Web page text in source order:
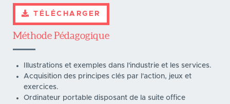
TÉLÉCHARGER
Méthode Pédagogique
Illustrations et exemples dans l'industrie et les services.
Acquisition des principes clés par l'action, jeux et
exercices.
Ordinateur portable disposant de la suite office